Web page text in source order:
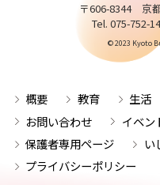
〒606-8344 京
Tel. 075-752-
© 2023 Kyoto
概要 教育 生活
お問い合わせ
イベン
保護者専用ページ
い
プライバシーポリシー